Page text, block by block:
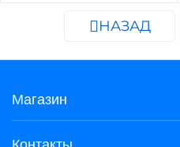
НАЗАД
Магазин